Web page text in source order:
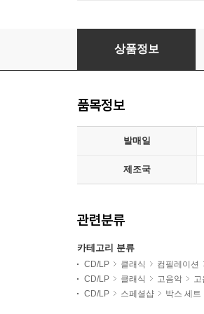
리체르카 레이블 40주
상품정보
품목정보
발매일
제조국
관련분류
카테고리 분류
CD/LP 클래식 컴필레이션
CD/LP
클래식 고음악
고
CD/LP
스페셜샵 박스 세트